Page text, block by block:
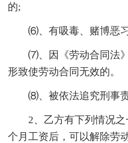
的;
⑹、有吸毒、赌博恶
⑺、因《劳动合同法
形致使劳动合同无效的。
⑻、被依法追究刑事
2、乙方有下列情况
个月工资后，可以解除劳